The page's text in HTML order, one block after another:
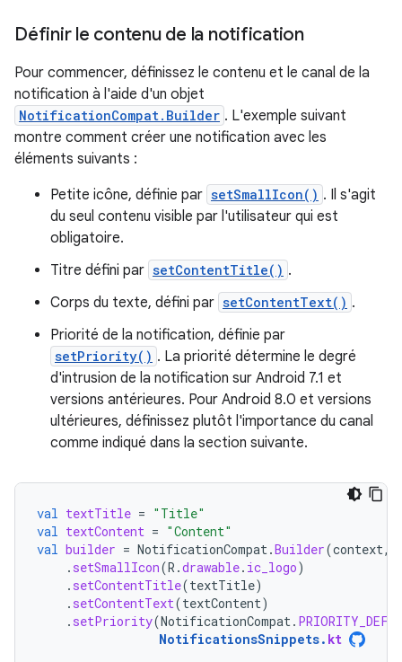
Définir le contenu de la notification
Pour commencer, définissez le contenu et le canal de la
notification à l'aide d'un objet
NotificationCompat.Builder . L'exemple suivant
montre comment créer une notification avec les
éléments suivants :
Petite icône, définie par setSmallIcon() . Il s'agit
du seul contenu visible par l'utilisateur qui est
obligatoire.
Titre défini par setContentTitle() .
Corps du texte, défini par setContentText() .
Priorité de la notification, définie par
setPriority() . La priorité détermine le degré
d'intrusion de la notification sur Android 7.1 et
versions antérieures. Pour Android 8.0 et versions
ultérieures, définissez plutôt l'importance du canal
comme indiqué dans la section suivante.
val textTitle = "Title"
val textContent = "Content"
val builder = NotificationCompat .Builder(context,
. setSmallIcon(R .drawable. ic_logo)
. setContentTitle(textTitle)
. setContentText(textContent)
. setPriority(NotificationCompat .
NotificationsSnippets. kt